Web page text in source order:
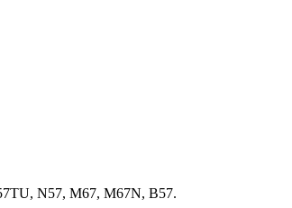
N57, M67, M67N, B57.